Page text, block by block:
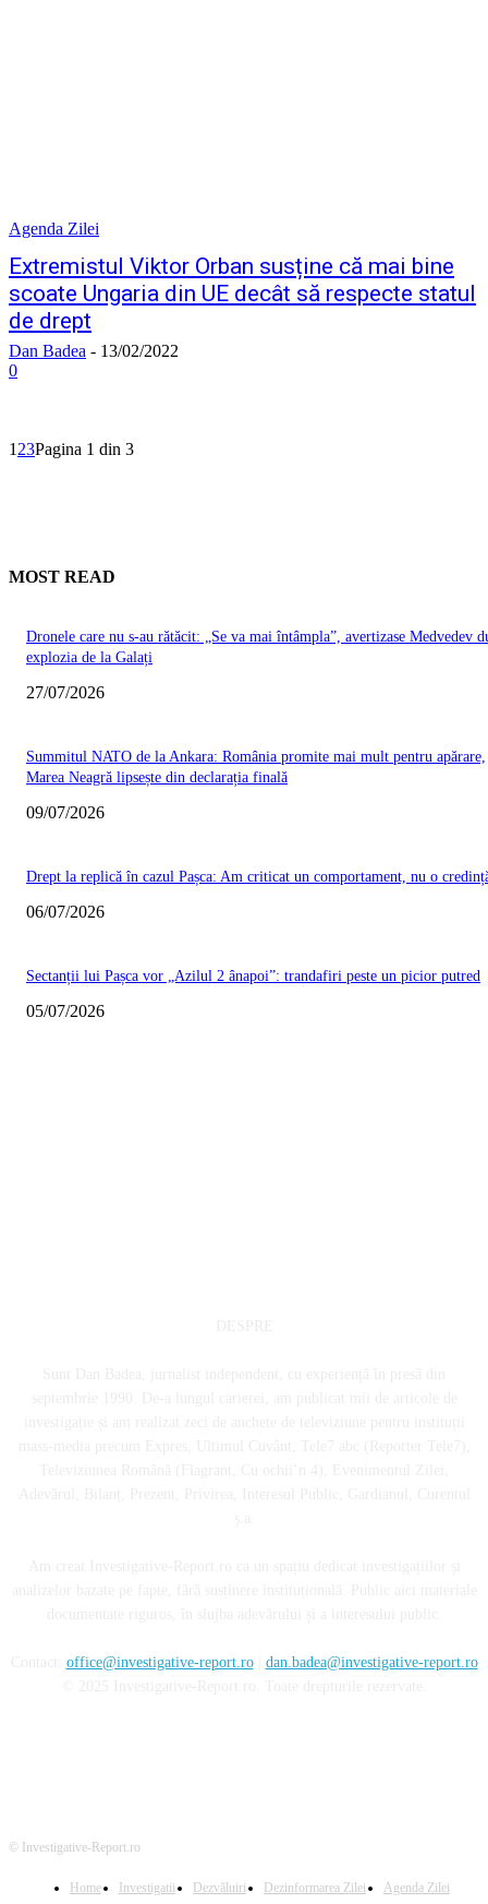
Agenda Zilei
Extremistul Viktor Orban susține că mai bine
scoate Ungaria din UE decât să respecte statul
de drept
Dan Badea - 13/02/2022
0
1 23Pagina 1 din 3
MOST READ
Dronele care nu s-au rătăcit: „Se va mai întâmpla”, avertizase Medvedev
explozia de la Galați
27/07/2026
Summitul NATO de la Ankara: România promite mai mult pentru apărare,
Marea Neagră lipsește din declarația finală
09/07/2026
Drept la replică în cazul Pașca: Am criticat un comportament, nu o
06/07/2026
Sectanții lui Pașca vor „Azilul 2 ânapoi”: trandafiri peste un picior putred
05/07/2026
office@investigative-report.ro| dan.badea@investigative-report.ro
© Investigative-Report.ro
Home Investigatii Dezvăluiri Dezinformarea Zilei
Agenda Zilei